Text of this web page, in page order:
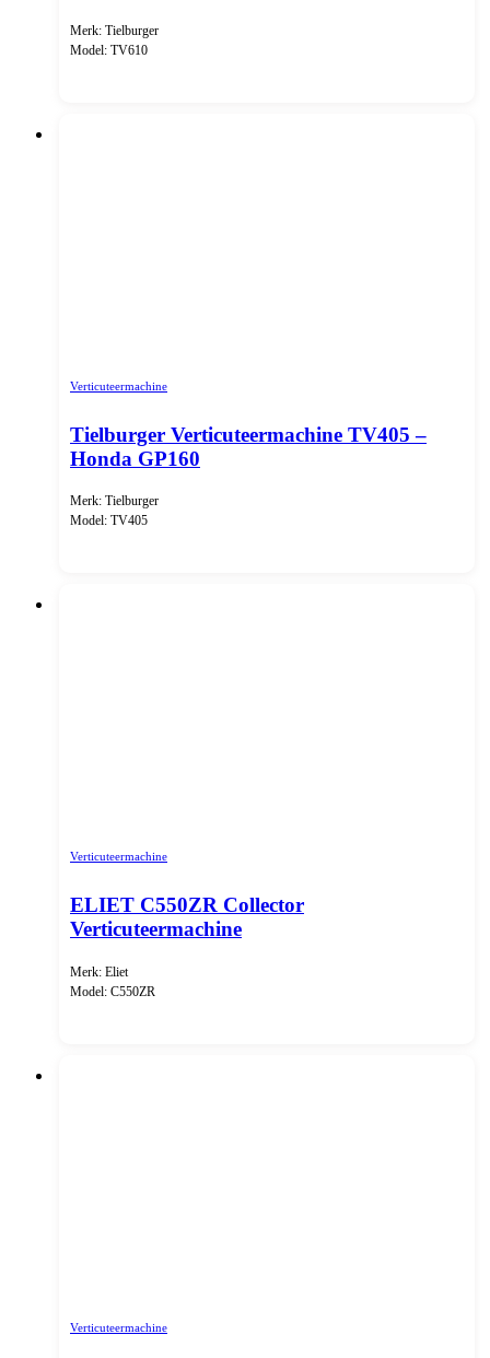
Merk: Tielburger
Model: TV610
Verticuteermachine
Tielburger Verticuteermachine TV405 –
Honda GP160
Merk: Tielburger
Model: TV405
Verticuteermachine
ELIET C550ZR Collector
Verticuteermachine
Merk: Eliet
Model: C550ZR
Verticuteermachine